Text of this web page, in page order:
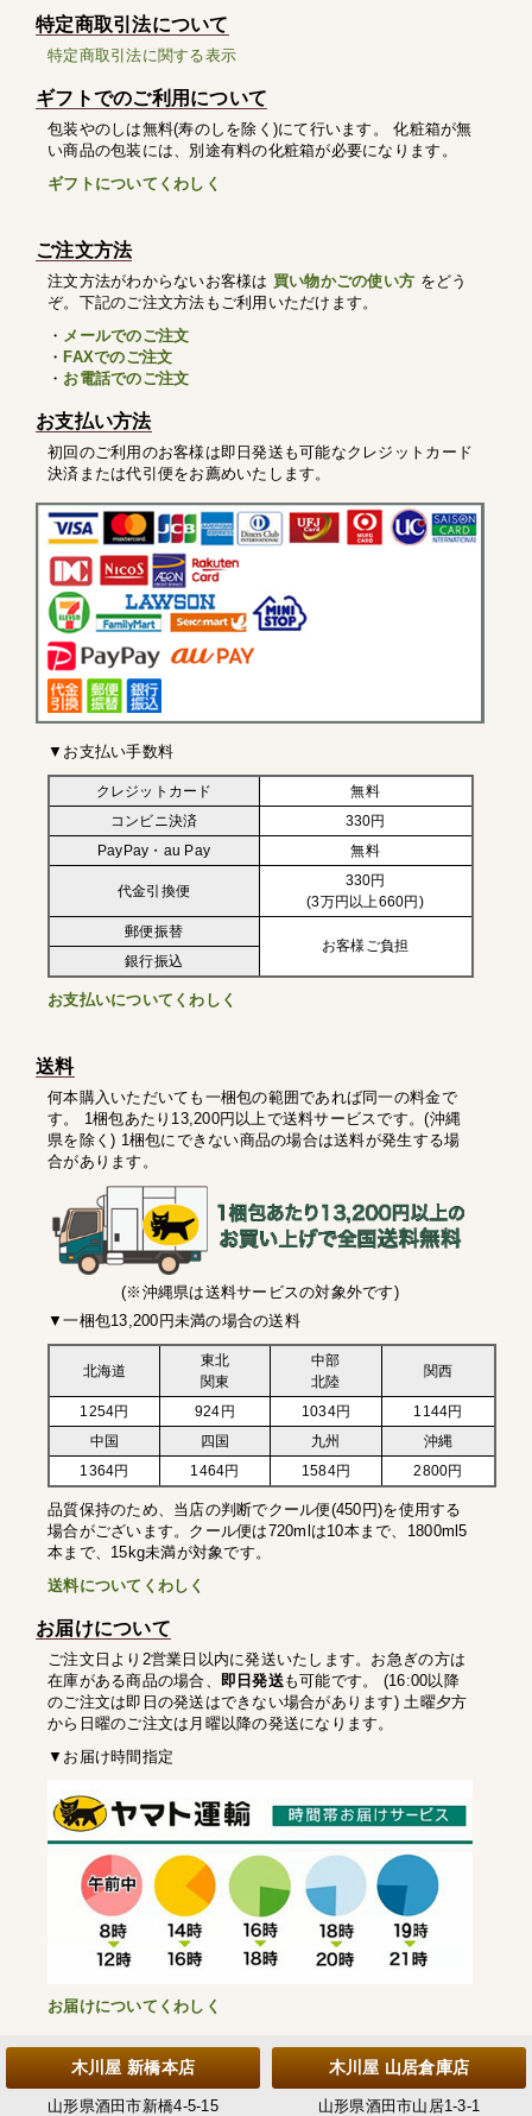
特定商取引法について
特定商取引法に関する表示
ギフトでのご利用について
包装やのしは無料(寿のしを除く)にて行います。 化粧箱が無
い商品の包装には、別途有料の化粧箱が必要になります。
ギフトについてくわしく
ご注文方法
注文方法がわからないお客様は 買い物かごの使い方 をどう
ぞ。下記のご注文方法もご利用いただけます。
・ メールでのご注文
・ FAXでのご注文
・ お電話でのご注文
お支払い方法
初回のご利用のお客様は即日発送も可能なクレジットカード
決済または代引便をお薦めいたします。
▼お支払い手数料
クレジットカード
無料
コンビニ決済
330円
PayPay・au Pay
無料
代金引換便
330円
(3万円以上660円)
郵便振替
お客様ご負担
銀行振込
お支払いについてくわしく
送料
何本購入いただいても一梱包の範囲であれば同一の料金で
す。 1梱包あたり13,200円以上で送料サービスです。(沖縄
県を除く) 1梱包にできない商品の場合は送料が発生する場
合があります。
(※沖縄県は送料サービスの対象外です)
▼一梱包13,200円未満の場合の送料
北海道
東北
関東
中部
北陸
関西
1254円 924円 1034円
1144円
中国
四国 九州
沖縄
1364円
1464円 1584円 2800円
品質保持のため、当店の判断でクール便(450円)を使用する
場合がございます。クール便は720mlは10本まで、1800ml5
本まで、15kg未満が対象です。
送料についてくわしく
お届けについて
ご注文日より2営業日以内に発送いたします。お急ぎの方は
在庫がある商品の場合、 即日発送も可能です。 (16:00以降
のご注文は即日の発送はできない場合があります) 土曜夕方
から日曜のご注文は月曜以降の発送になります。
▼お届け時間指定
お届けについてくわしく
木川屋 新橋本店
山形県酒田市新橋4-5-15
木川屋 山居倉庫店
山形県酒田市山居1-3-1